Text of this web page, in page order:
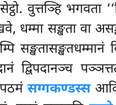
वुत्तञ्हि भगवता
धम्मा सङ्खता वा
सङ्खतासङ्खतधम्मानं
द्विपदानञ्च
पठमंसग्गकण्डस्स